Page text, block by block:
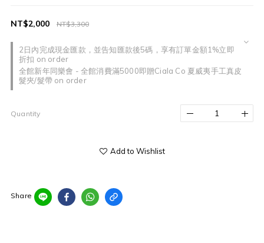
2日內完成現金匯款，並告知匯款後5碼，享有訂單金額1%立即
折扣 on order
全館新年同樂會 - 全館消費滿5000即贈Ciala Co 夏威夷手工真皮
髮夾/髮帶 on order
NT$3,300
NT$2,000
Quantity
Add to Wishlist
Share